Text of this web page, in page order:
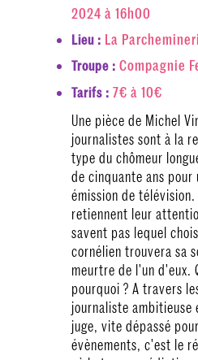
2024 à 16h00
Lieu : La
Troupe : Compagnie
Tarifs : 7€ à 10€
Une pièce de Michel
journalistes sont à la
type du chômeur
de cinquante ans pour
émission de
retiennent leur
savent pas lequel
cornélien trouvera sa
meurtre de l'un d'eux.
pourquoi ? A travers
journaliste
juge, vite dépassé
évènements, c'est le